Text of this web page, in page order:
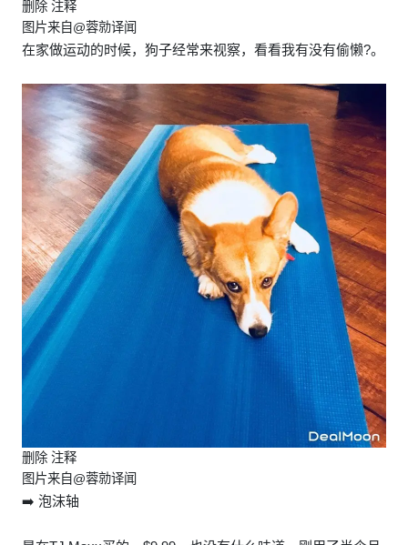
删除 注释
图片来自@蓉勍译闻
在家做运动的时候，狗子经常来视察，看看我有没有偷懒?。
删除 注释
图片来自@蓉勍译闻
➡️ 泡沫轴